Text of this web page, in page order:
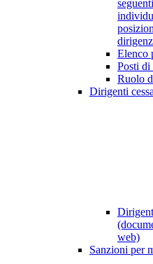
Elenco
Posti
Ruolo
Dirigenti
web)
Sanzioni per